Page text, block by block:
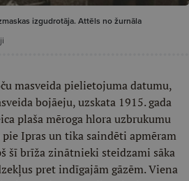
izgudrotāja. Attēls no žurnāla
masveida pielietojuma datumu,
bojāeju, uzskata 1915. gada
plaša mēroga hlora uzbrukumu
Ipras un tika saindēti apmēram
šī brīža zinātnieki steidzami sāka
pret indīgajām gāzēm. Viena